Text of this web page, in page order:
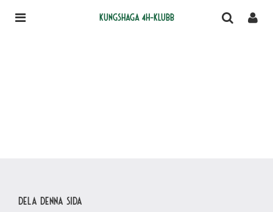
Kungshaga 4H-klubb
Dela denna sida